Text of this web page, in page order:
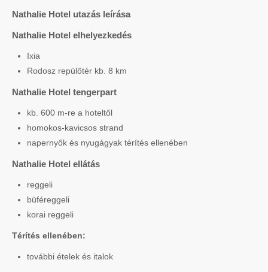
Nathalie Hotel utazás leírása
Nathalie Hotel elhelyezkedés
Ixia
Rodosz repülőtér kb. 8 km
Nathalie Hotel tengerpart
kb. 600 m-re a hoteltől
homokos-kavicsos strand
napernyők és nyugágyak térítés ellenében
Nathalie Hotel ellátás
reggeli
büféreggeli
korai reggeli
Térítés ellenében:
további ételek és italok